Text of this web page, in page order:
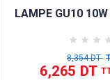
LAMPE GU10
8,354 DT
6,265 DT